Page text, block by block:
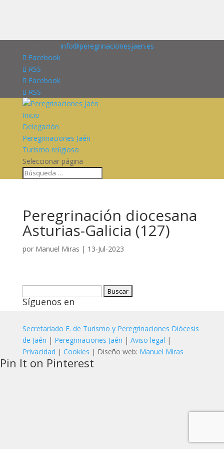
info@peregrinacionesjaen.es
Facebook
RSS
Facebook
RSS
Inicio
Delegación
Peregrinaciones Jaén
Turismo religioso
Seleccionar página
Peregrinación diocesana
Asturias-Galicia (127)
por Manuel Miras | 13-Jul-2023
Síguenos en
Secretariado E. de Turismo y Peregrinaciones Diócesis
de Jaén | Peregrinaciones Jaén | Aviso legal |
Privacidad | Cookies | Diseño web: Manuel Miras
Pin It on Pinterest